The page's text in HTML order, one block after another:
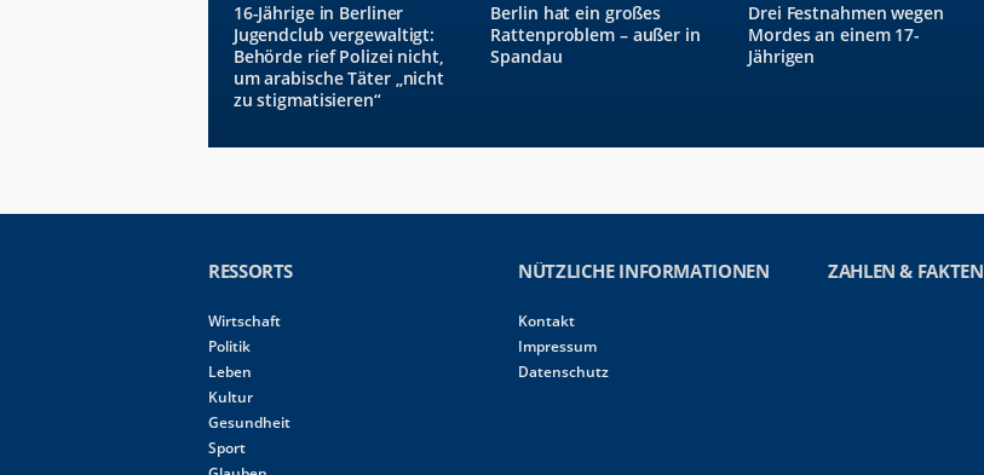
16-Jährige in Berliner
Jugendclub vergewaltigt:
Behörde rief Polizei nicht,
um arabische Täter „nicht
zu stigmatisieren“
Berlin hat ein großes
Rattenproblem – außer in
Spandau
Drei Festnahmen wegen
Mordes an einem 17-
Jährigen
RESSORTS
Wirtschaft
Politik
Leben
Kultur
Gesundheit
Sport
NÜTZLICHE INFORMATIONEN
Kontakt
Impressum
Datenschutz
ZAHLEN & FAKTEN